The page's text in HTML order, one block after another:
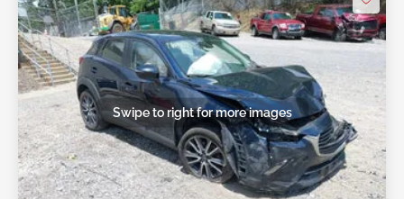
Swipe to right for more images